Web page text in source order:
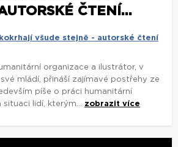
ČTENÍ...
všude stejně - autorské čtení
organizace a ilustrátor, v
mládí, přináší zajímavé postřehy ze
píše o práci humanitární
situaci lidí, kterým... zobrazit více